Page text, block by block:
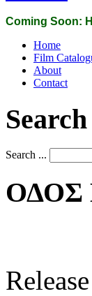
Coming Soon:
Home
Film
About
Contact
Search
Search ...
ΟΔΟΣ